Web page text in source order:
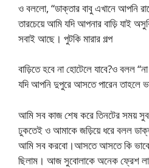
ও বললো, “ডাক্তার বাবু এখানে আপনি
তারচেয়ে আমি যদি আপনার বাড়ি যাই
সবাই আছে। পুটকি মারার গল্প
বাড়িতে হবে না হোটেলে যাবে?ও বলল
যদি আপনি দুপুরে আসতে পারেন তাহলে
আমি সব কাজ শেষ করে তিনটের সময়
ঢুকতেই ও আমাকে জড়িয়ে ধরে বলল
আমি সব করবো।আসতে আসতে কি ভাবে
ছিলাম। আজ সুবোলাকে অনেক ফ্রেশ